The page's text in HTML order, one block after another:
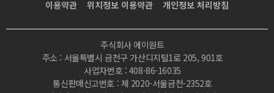
이용약관 위치정보 이용약관 개인정보 처리방침
주식회사 에이원트
주소 : 서울특별시 금천구 가산디지털1로 205, 901호
사업자번호 : 408-86-16035
통신판매신고번호 : 제 2020-서울금천-2352호